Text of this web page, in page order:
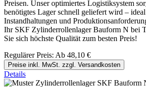
Preisen. Unser optimiertes Logistiksystem
benötigtes Lager schnell geliefert wird –
Instandhaltungen und
Ihr SKF Zylinderrollenlager Bauform N bei
Sie sich höchste Qualität zum besten Preis!
Regulärer Preis: Ab 48,10 €
Preise inkl. MwSt. zzgl. Versandkosten
Details